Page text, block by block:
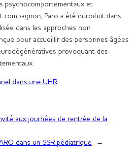
psychocomportementaux et
compagnon, Paro a été introduit dans
dans les approches non
pour accueillir des personnes âgées
provoquant des
dans une UHR
aux journées de rentrée de la
dans un SSR pédiatrique →